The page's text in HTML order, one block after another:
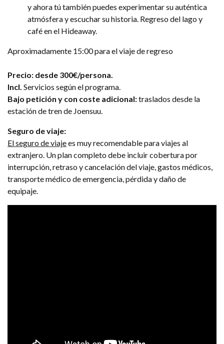
y ahora tú también puedes experimentar su auténtica
atmósfera y escuchar su historia. Regreso del lago y
café en el Hideaway.
Aproximadamente 15:00 para el viaje de regreso
Precio: desde 300€/persona.
Incl. Servicios según el programa.
Bajo petición y con coste adicional:traslados desde la
estación de tren de Joensuu.
Seguro de viaje:
El seguro de viajees muy recomendable para viajes al
extranjero. Un plan completo debe incluir cobertura por
interrupción, retraso y cancelación del viaje, gastos médicos,
transporte médico de emergencia, pérdida y daño de
equipaje.